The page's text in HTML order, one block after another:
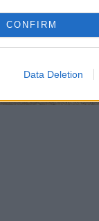
CONFIRM
Data Deletion